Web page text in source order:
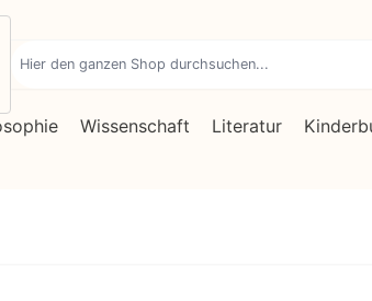
Wissenschaft Literatur